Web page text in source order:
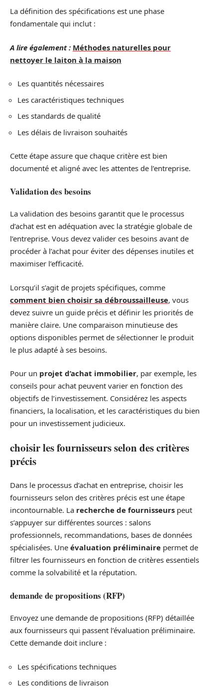
La définition des spécifications est une phase
fondamentale qui inclut :
A lire également : Méthodes naturelles pour
nettoyer le laiton à la maison
Les quantités nécessaires
Les caractéristiques techniques
Les standards de qualité
Les délais de livraison souhaités
Cette étape assure que chaque critère est bien
documenté et aligné avec les attentes de l’entreprise.
Validation des besoins
La validation des besoins garantit que le processus
d’achat est en adéquation avec la stratégie globale de
l’entreprise. Vous devez valider ces besoins avant de
procéder à l’achat pour éviter des dépenses inutiles et
maximiser l’efficacité.
Lorsqu’il s’agit de projets spécifiques, comme
comment bien choisir sa débroussailleuse, vous
devez suivre un guide précis et définir les priorités de
manière claire. Une comparaison minutieuse des
options disponibles permet de sélectionner le produit
le plus adapté à ses besoins.
Pour un projet d’achat immobilier, par exemple, les
conseils pour achat peuvent varier en fonction des
objectifs de l’investissement. Considérez les aspects
financiers, la localisation, et les caractéristiques du bien
pour un investissement judicieux.
choisir les fournisseurs selon des critères
précis
Dans le processus d’achat en entreprise, choisir les
fournisseurs selon des critères précis est une étape
incontournable. La recherche de fournisseurs peut
s’appuyer sur différentes sources : salons
professionnels, recommandations, bases de données
spécialisées. Une évaluation préliminaire permet de
filtrer les fournisseurs en fonction de critères essentiels
comme la solvabilité et la réputation.
demande de propositions (RFP)
Envoyez une demande de propositions (RFP) détaillée
aux fournisseurs qui passent l’évaluation préliminaire.
Cette demande doit inclure :
Les spécifications techniques
Les conditions de livraison